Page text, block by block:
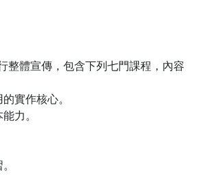
整體宣傳，包含下列七門課程，內容
實作核心。
力。